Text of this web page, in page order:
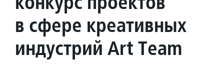
в сфере креативных
индустрий Art Team